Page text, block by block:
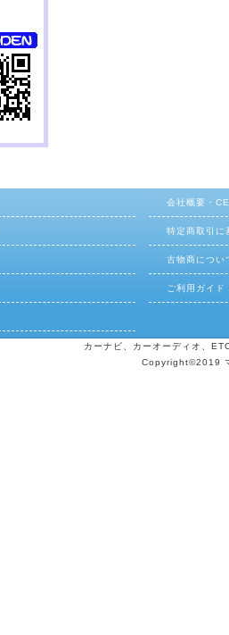
会社概要・
特定商取引に
古物商につい
ご利用ガイド
カーナビ、カーオーディオ、
Copyright©2019